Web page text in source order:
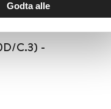
Godta alle
C.3) -